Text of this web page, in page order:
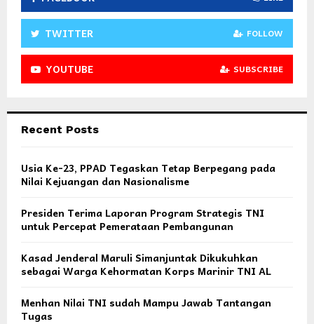
TWITTER FOLLOW
YOUTUBE SUBSCRIBE
Recent Posts
Usia Ke-23, PPAD Tegaskan Tetap Berpegang pada
Nilai Kejuangan dan Nasionalisme
Presiden Terima Laporan Program Strategis TNI
untuk Percepat Pemerataan Pembangunan
Kasad Jenderal Maruli Simanjuntak Dikukuhkan
sebagai Warga Kehormatan Korps Marinir TNI AL
Menhan Nilai TNI sudah Mampu Jawab Tantangan
Tugas